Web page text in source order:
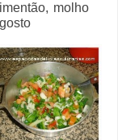
molho